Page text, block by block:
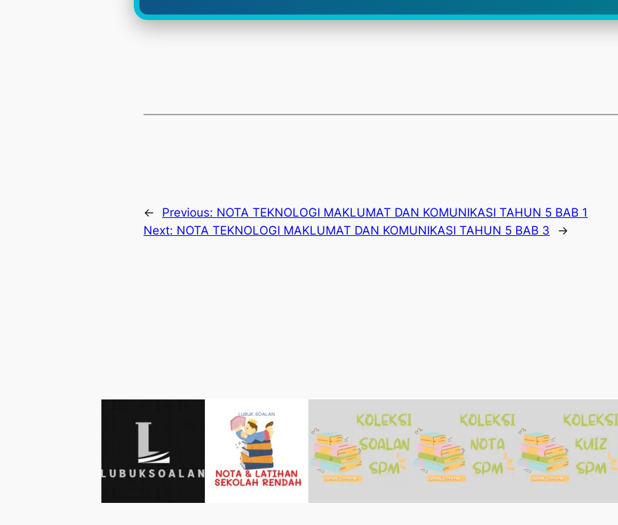
← Previous: NOTA TEKNOLOGI MAKLUMAT DAN KOMUNIKASI TAHUN 5 BAB 1
Next: NOTA TEKNOLOGI MAKLUMAT DAN KOMUNIKASI TAHUN 5 BAB 3 →